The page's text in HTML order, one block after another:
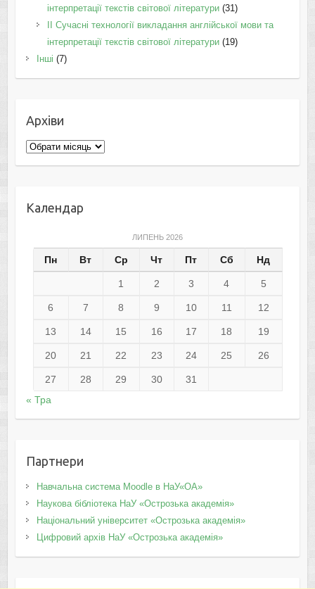
інтерпретації текстів світової літератури(31)
II Cучасні технології викладання англійської мови та
інтерпретації текстів світової літератури(19)
Інші (7)
Архіви
Архіви
Календар
ЛИПЕНЬ 2026
Пн Вт Ср Чт Пт Сб Нд
1 2 3 4 5
6 7 8 9 10 11 12
13 14 15 16 17 18 19
20 21 22 23 24 25 26
27 28 29 30
31
« Тра
Партнери
Навчальна система Moodle в НаУ«ОА»
Наукова бібліотека НаУ «Острозька академія»
Національний університет «Острозька академія»
Цифровий архів НаУ «Острозька академія»